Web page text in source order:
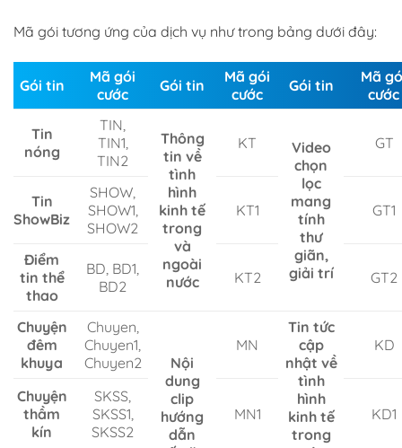
Mã gói tương ứng của dịch vụ như trong bảng dưới đây:
Gói tin
Mã gói
cước
Gói tin
Mã gói
cước
Gói tin
Mã
cước
Tin
nóng
TIN,
TIN1,
TIN2
Thông
tin về
tình
hình
kinh tế
trong
và
ngoài
nước
KT
Video
chọn
lọc
mang
tính
thư
giãn,
giải trí
GT
Tin
ShowBiz
SHOW,
SHOW1,
SHOW2
KT1 GT1
Điểm
tin thể
thao
BD, BD1,
BD2
KT2 GT2
Chuyện
đêm
khuya
Chuyen,
Chuyen1,
Chuyen2
Nội
dung
clip
hướng
dẫn
MN
Tin tức
cập
nhật về
tình
hình
kinh tế
trong
KD
Chuyện
thầm
kín
SKSS,
SKSS1,
SKSS2
MN1 KD1